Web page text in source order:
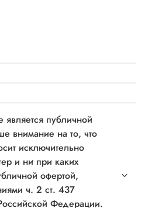
публичной
внимание на то, что
исключительно
и ни при каких
офертой,
ч. 2 ст. 437
Федерации.